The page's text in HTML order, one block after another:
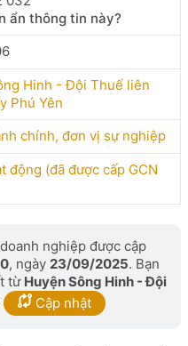
ẩn thông tin này?
Hinh - Đội Thuế liên
Phú Yên
chính, đơn vị sự nghiệp
động (đã được cấp GCN
nghiệp được cập
, ngày 23/09/2025. Bạn
từ Huyện Sông Hinh - Đội
Cập nhật